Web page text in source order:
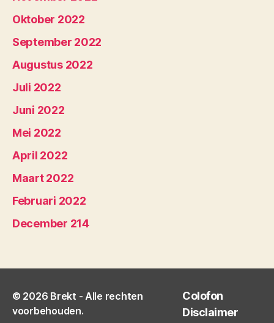
Oktober 2022
September 2022
Augustus 2022
Juli 2022
Juni 2022
Mei 2022
April 2022
Maart 2022
Februari 2022
December 214
© 2026 Brekt - Alle rechten
voorbehouden.
Colofon
Disclaimer